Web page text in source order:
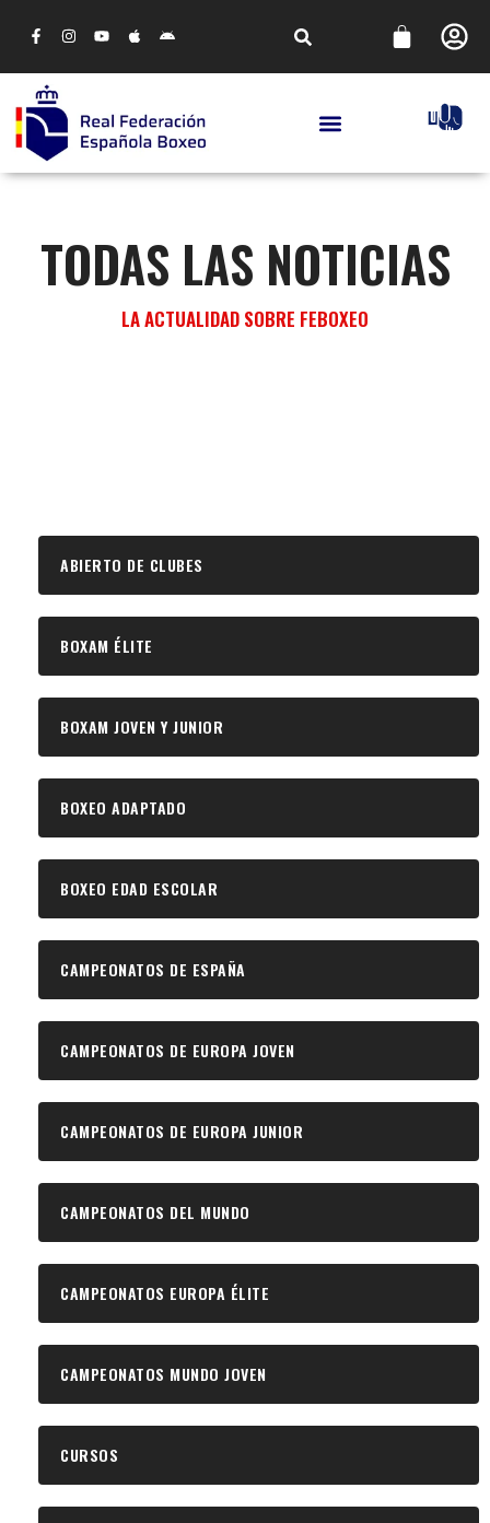
TODAS LAS NOTICIAS
LA ACTUALIDAD SOBRE FEBOXEO
ABIERTO DE CLUBES
BOXAM ÉLITE
BOXAM JOVEN Y JUNIOR
BOXEO ADAPTADO
BOXEO EDAD ESCOLAR
CAMPEONATOS DE ESPAÑA
CAMPEONATOS DE EUROPA JOVEN
CAMPEONATOS DE EUROPA JUNIOR
CAMPEONATOS DEL MUNDO
CAMPEONATOS EUROPA ÉLITE
CAMPEONATOS MUNDO JOVEN
CURSOS